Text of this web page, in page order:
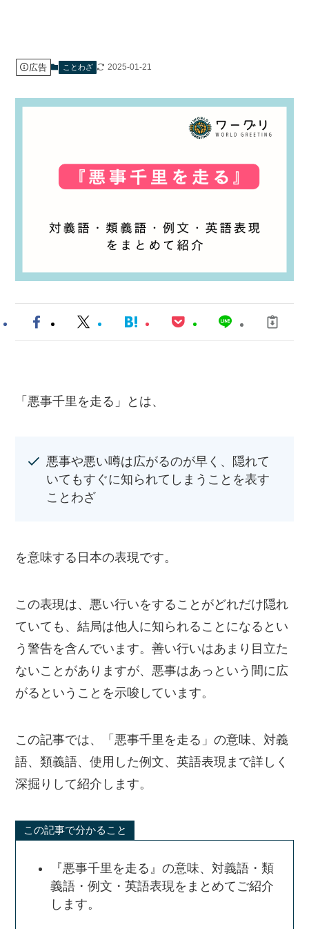
広告 ことわざ 2025-01-21
「悪事千里を走る」とは、
悪事や悪い噂は広がるのが早く、隠れて
いてもすぐに知られてしまうことを表す
ことわざ
を意味する日本の表現です。
この表現は、悪い行いをすることがどれだけ隠れ
ていても、結局は他人に知られることになるとい
う警告を含んでいます。善い行いはあまり目立た
ないことがありますが、悪事はあっという間に広
がるということを示唆しています。
この記事では、「悪事千里を走る」の意味、対義
語、類義語、使用した例文、英語表現まで詳しく
深掘りして紹介します。
この記事で分かること
『悪事千里を走る』の意味、対義語・類
義語・例文・英語表現をまとめてご紹介
します。